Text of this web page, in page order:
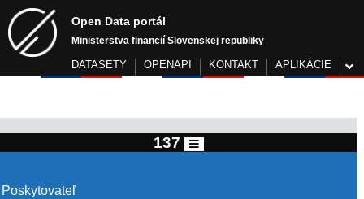
Open Data portál
Ministerstva financií Slovenskej republiky
DATASETY OPENAPI KONTAKT APLIKÁCIE
137
Poskytovateľ